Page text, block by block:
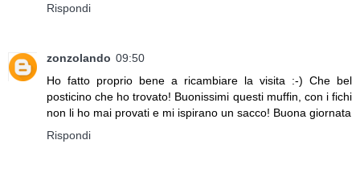
Rispondi
zonzolando 09:50
Ho fatto proprio bene a ricambiare la visita :-) Che bel
posticino che ho trovato! Buonissimi questi muffin, con i fichi
non li ho mai provati e mi ispirano un sacco! Buona giornata
Rispondi